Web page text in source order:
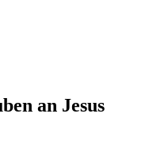
an Jesus